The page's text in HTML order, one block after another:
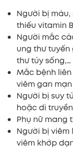
Người bị
thiếu vitamin
Người mắc
ung thư
thư tủy sống,…
Mắc bệnh
viêm gan
Người bị suy
hoặc di
Phụ nữ mang
Người bị viêm
viêm khớp